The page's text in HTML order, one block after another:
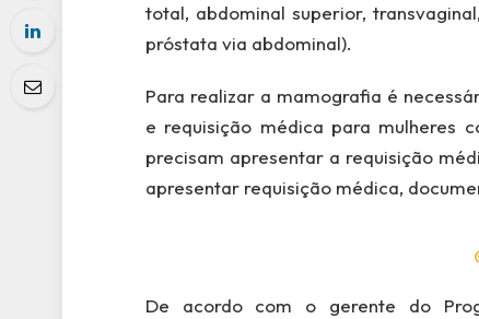
total, abdominal superior,
próstata via abdominal).
Para realizar a mamografia é
e requisição médica para mulheres
precisam apresentar a requisição
apresentar requisição médica,
De acordo com o gerente do